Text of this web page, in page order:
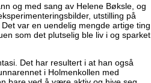
og med sang av Helene Bøksle, og
utstilling på
var en uendelig mengde artige ting
som det plutselig ble liv i og sparket
Det har resultert i at han også
i Holmenkollen med